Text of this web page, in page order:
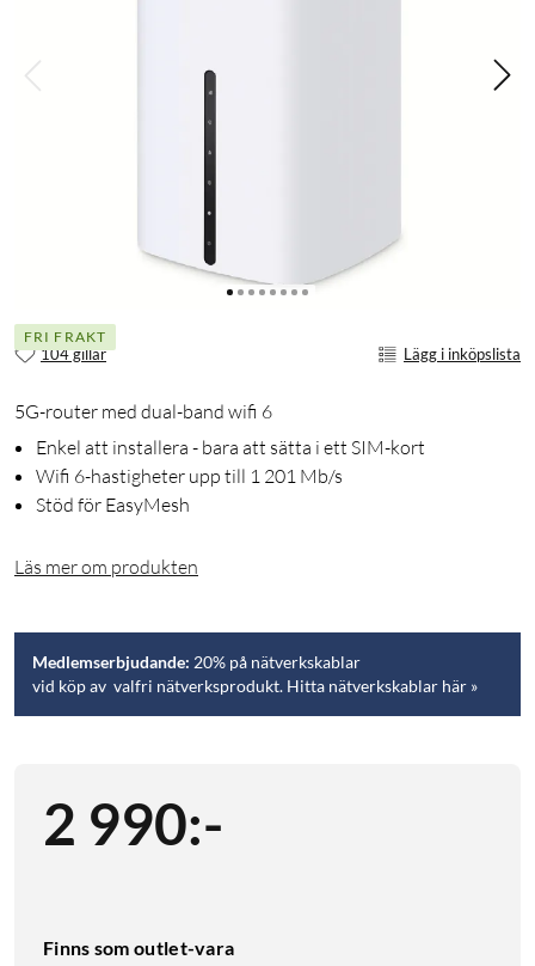
FRI FRAKT
104 gillar Lägg i inköpslista
5G-router med dual-band wifi 6
Enkel att installera - bara att sätta i ett SIM-kort
Wifi 6-hastigheter upp till 1 201 Mb/s
Stöd för EasyMesh
Läs mer om produkten
Medlemserbjudande: 20% på nätverkskablar
vid köp av valfri nätverksprodukt. Hitta nätverkskablar här »
2 990:-
Finns som outlet-vara